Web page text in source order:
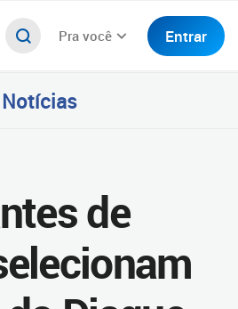
Pra você Entrar
Notícias
de